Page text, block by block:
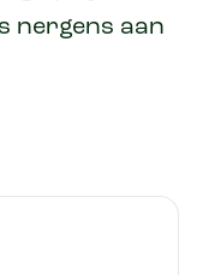
nergens aan